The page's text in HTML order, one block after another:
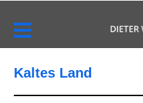
Kaltes Land